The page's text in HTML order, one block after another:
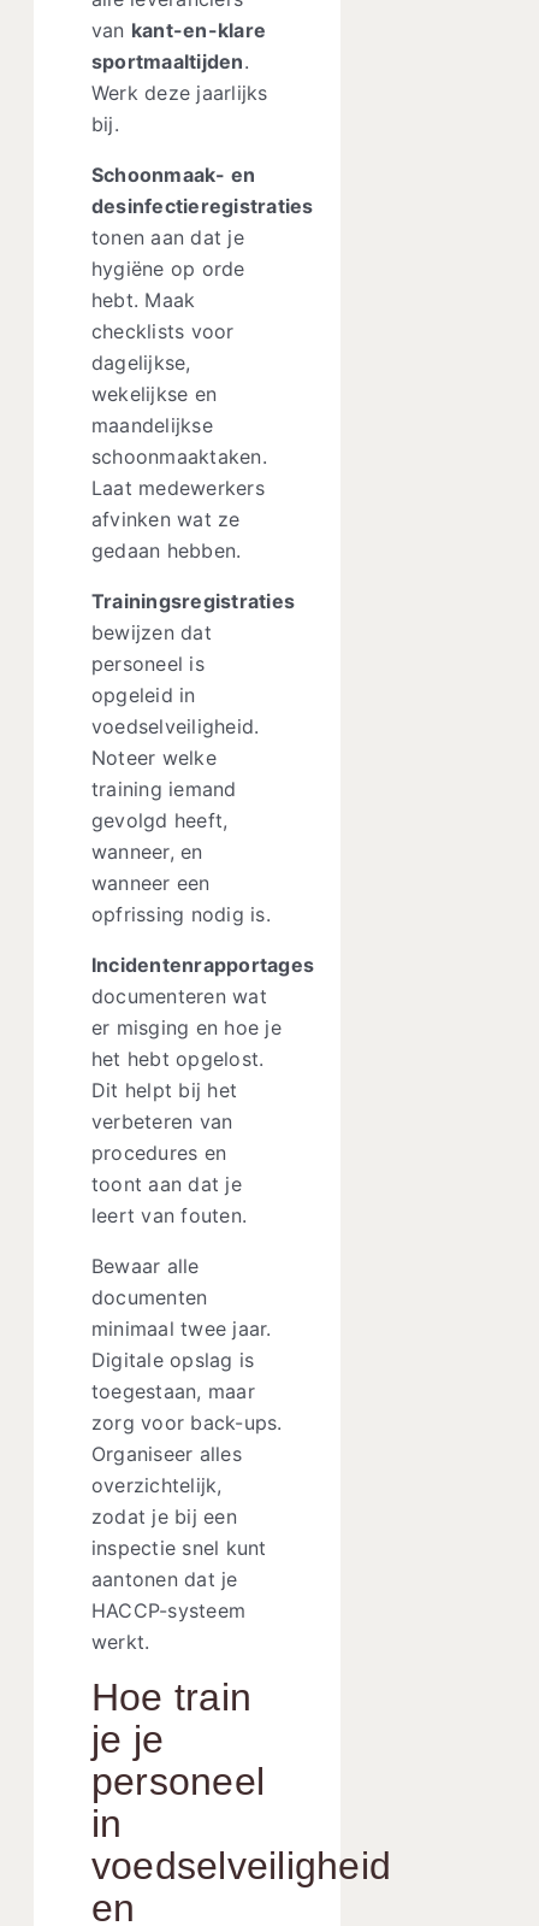
van kant-en-klare
sportmaaltijden.
Werk deze jaarlijks
bij.
Schoonmaak- en
desinfectieregistraties
tonen aan dat je
hygiëne op orde
hebt. Maak
checklists voor
dagelijkse,
wekelijkse en
maandelijkse
schoonmaaktaken.
Laat medewerkers
afvinken wat ze
gedaan hebben.
Trainingsregistraties
bewijzen dat
personeel is
opgeleid in
voedselveiligheid.
Noteer welke
training iemand
gevolgd heeft,
wanneer, en
wanneer een
opfrissing nodig is.
Incidentenrapportages
documenteren wat
er misging en hoe je
het hebt opgelost.
Dit helpt bij het
verbeteren van
procedures en
toont aan dat je
leert van fouten.
Bewaar alle
documenten
minimaal twee jaar.
Digitale opslag is
toegestaan, maar
zorg voor back-ups.
Organiseer alles
overzichtelijk,
zodat je bij een
inspectie snel kunt
aantonen dat je
HACCP-systeem
werkt.
Hoe train
je je
personeel
in
voedselveiligheid
en